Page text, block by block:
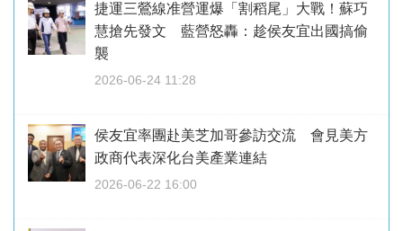
捷運三鶯線准營運爆「割稻尾」大戰！蘇巧
慧搶先發文 藍營怒轟：趁侯友宜出國搞偷
襲
2026-06-24 11:28
侯友宜率團赴美芝加哥參訪交流 會見美方
政商代表深化台美產業連結
2026-06-22 16:00